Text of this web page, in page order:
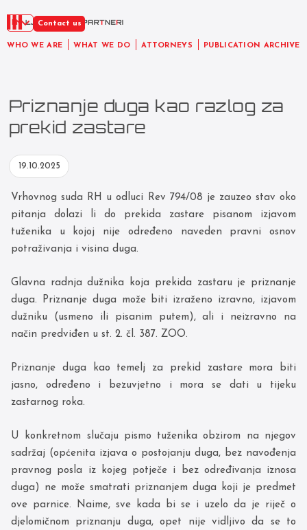
WHO WE ARE WHAT WE DO ATTORNEYS PUBLICATION ARCHIVE
EN Contact us
Priznanje duga kao razlog za
prekid zastare
19.10.2025
Vrhovnog suda RH u odluci Rev 794/08 je zauzeo stav oko
pitanja dolazi li do prekida zastare pisanom izjavom
tuženika u kojoj nije određeno naveden pravni osnov
potraživanja i visina duga.
Glavna radnja dužnika koja prekida zastaru je priznanje
duga. Priznanje duga može biti izraženo izravno, izjavom
dužniku (usmeno ili pisanim putem), ali i neizravno na
način predviđen u st. 2. čl. 387. ZOO.
Priznanje duga kao temelj za prekid zastare mora biti
jasno, određeno i bezuvjetno i mora se dati u tijeku
zastarnog roka.
U konkretnom slučaju pismo tuženika obzirom na njegov
sadržaj (općenita izjava o postojanju duga, bez navođenja
pravnog posla iz kojeg potječe i bez određivanja iznosa
duga) ne može smatrati priznanjem duga koji je predmet
ove parnice. Naime, sve kada bi se i uzelo da je riječ o
djelomičnom priznanju duga, opet nije vidljivo da se to